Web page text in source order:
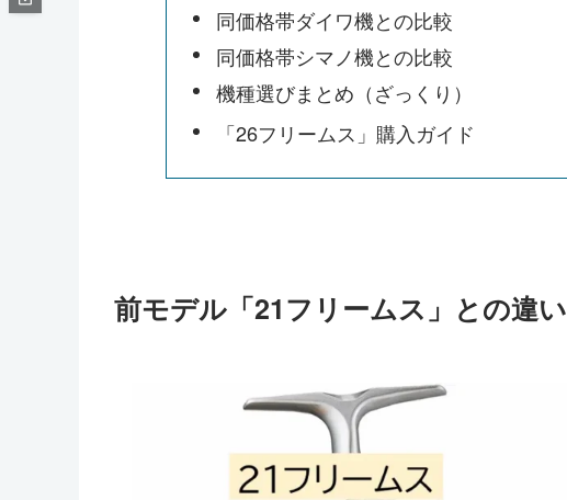
同価格帯ダイワ機との比較
同価格帯シマノ機との比較
機種選びまとめ（ざっくり）
「26フリームス」購入ガイド
前モデル「21フリームス」との違い